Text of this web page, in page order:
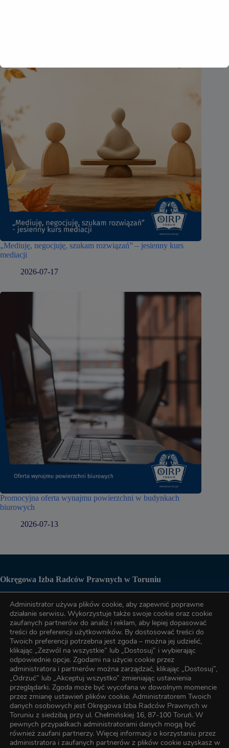
„Mediuję, negocjuję, szukam rozwiązań” – jesienny kurs
mediacji
2026-07-17
Promocyjna oferta wynajmu powierzchni w budynkach
biurowych
2026-07-13
Okręgowa Izba Radców Prawnych w Toruniu
Biuro OIRP
tel. (56) 622-89-17
tel. (56) 622-89-17
e-mail:oirp@torun.oirp.pl
e-mail:szkolenia@torun.oirp.pl
W Okręgowej Izbie Radców Prawnych w Toruniu został
Administrator używa plików cookie, aby zapewnić poprawne
działanie serwisu. Wykorzystuje także swoje cookie oraz cookie
zaufanych partnerów do analiz i reklam, aby lepiej dopasować
treści do preferencji użytkowników. By dostosować treści do
Twoich preferencji potrzebna jest zgoda – można jej udzielić,
klikając „Zezwól na wszystkie” lub „Dostosuj” i wybierając
odpowiednie opcje. Zgodami na użycie cookie przez
administratora i partnerów można zarządzać, klikając „Dostosuj”,
„Odrzuć” lub „Akceptuj wszystko” zmieniając ustawienia
przeglądarki. Zgoda może być wycofana w dowolnym momencie
przez zmianę ustawień plików cookie. Administratorem Twoich
danych osobowych jest Okręgowa Izba Radców Prawnych w
Toruniu z siedzibą przy ul. Chełmińskiej 16, 87-100 Toruń. W
pewnych przypadkach administratorami danych mogą być
również zaufani partnerzy. Więcej informacji o korzystaniu przez
administratora i zaufanych partnerów z plików cookie uzyskasz w